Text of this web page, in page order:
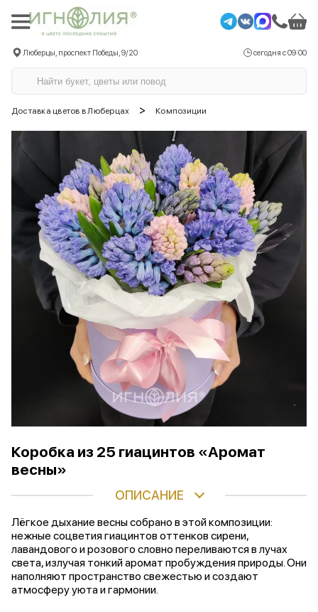
Люберцы, проспект Победы, 9/20 сегодня с 09:00
Доставка цветов в Люберцах > Композиции
Коробка из 25 гиацинтов «Аромат
весны»
ОПИСАНИЕ
Лёгкое дыхание весны собрано в этой композиции:
нежные соцветия гиацинтов оттенков сирени,
лавандового и розового словно переливаются в лучах
света, излучая тонкий аромат пробуждения природы. Они
наполняют пространство свежестью и создают
атмосферу уюта и гармонии.